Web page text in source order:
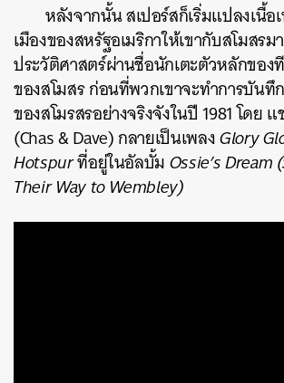
หลังจากนั้น สเปอร์สก็เริ่มแปลงเนื้อ
เมืองของสหรัฐอเมริกาให้เขากับสโมสร
ประวัติศาสตร์ผ่านชื่อนักเตะตัวหลักขอ
ของสโมสร ก่อนที่พวกเขาจะทำการบันทึ
ของสโมรสรอย่างจริงจังในปี 1981 โดย
(Chas & Dave) กลายเป็นเพลงGlory
Hotspurที่อยู่ในอัลบั้มOssie’s
Their Way to Wembley)